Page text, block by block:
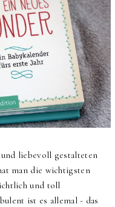
liebevoll gestalteten
man die wichtigsten
und toll
ist es allemal - das